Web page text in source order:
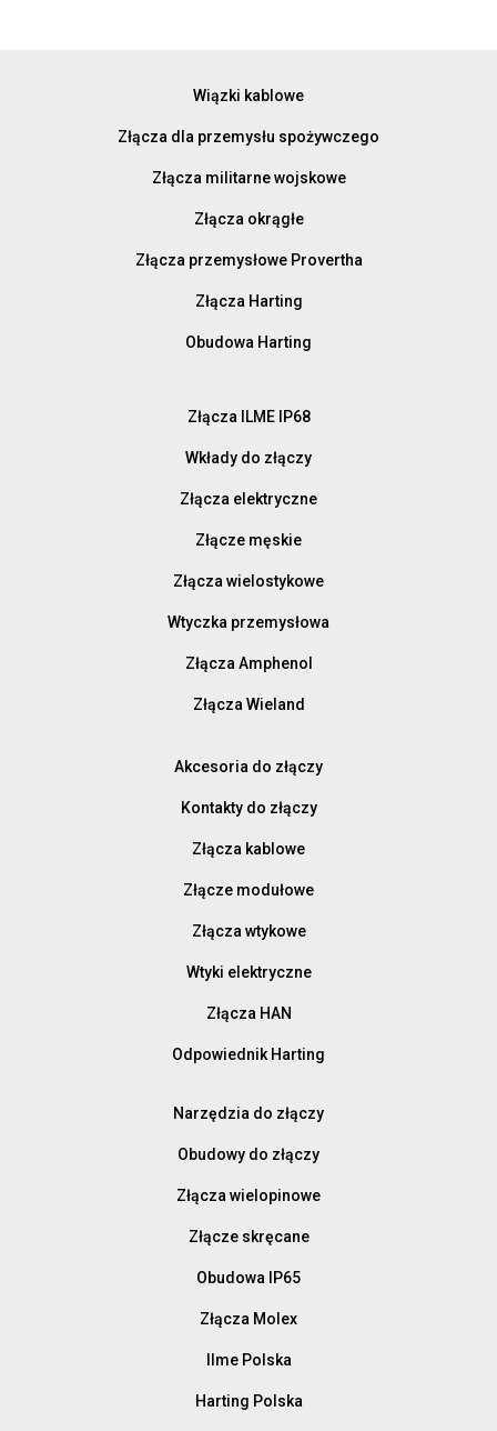
Wiązki kablowe
Złącza dla przemysłu spożywczego
Złącza militarne wojskowe
Złącza okrągłe
Złącza przemysłowe Provertha
Złącza Harting
Obudowa Harting
Złącza ILME IP68
Wkłady do złączy
Złącza elektryczne
Złącze męskie
Złącza wielostykowe
Wtyczka przemysłowa
Złącza Amphenol
Złącza Wieland
Akcesoria do złączy
Kontakty do złączy
Złącza kablowe
Złącze modułowe
Złącza wtykowe
Wtyki elektryczne
Złącza HAN
Odpowiednik Harting
Narzędzia do złączy
Obudowy do złączy
Złącza wielopinowe
Złącze skręcane
Obudowa IP65
Złącza Molex
Ilme Polska
Harting Polska